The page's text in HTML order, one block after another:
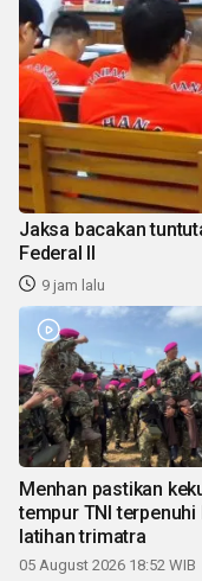
Jaksa bacakan
Federal II
9 jam lalu
Menhan pastikan
tempur TNI terpenuhi
latihan trimatra
05 August 2026 18:52 WIB